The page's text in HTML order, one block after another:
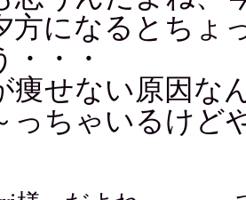
方になるとちょ
・・・
痩せない原因な
っちゃいるけど